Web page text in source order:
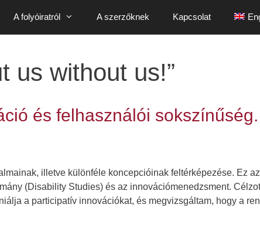
A folyóiratról A szerzőknek Kapcsolat
us without us!”
és felhasználói
illetve különféle koncepcióinak feltérképezése. Ez
(Disability Studies) és az innovációmenedzsment.
a participatív innovációkat, és megvizsgáltam, hogy a